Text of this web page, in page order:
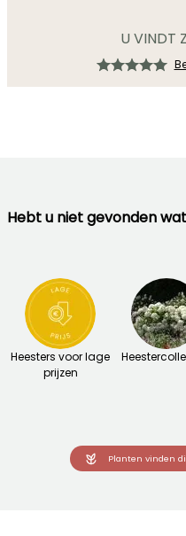
U VINDT
Hebt u niet gevonden
Heesters voor lage
prijzen
Planten vinden